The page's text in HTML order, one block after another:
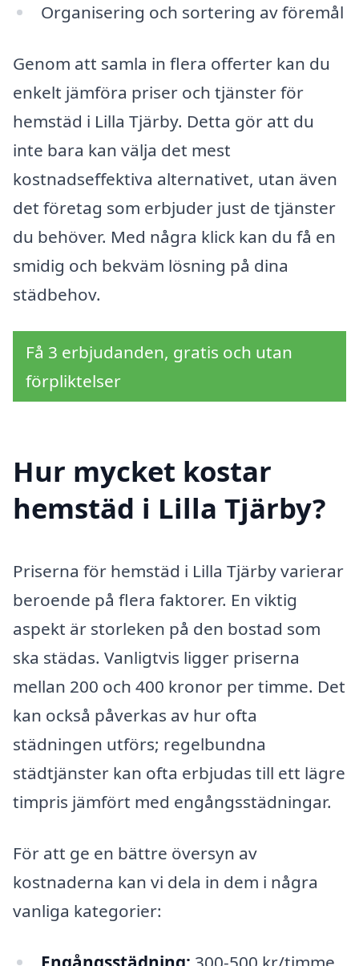
Organisering och sortering av föremål
Genom att samla in flera offerter kan du
enkelt jämföra priser och tjänster för
hemstäd i Lilla Tjärby. Detta gör att du
inte bara kan välja det mest
kostnadseffektiva alternativet, utan även
det företag som erbjuder just de tjänster
du behöver. Med några klick kan du få en
smidig och bekväm lösning på dina
städbehov.
Få 3 erbjudanden, gratis och utan
förpliktelser
Hur mycket kostar
hemstäd i Lilla Tjärby?
Priserna för hemstäd i Lilla Tjärby varierar
beroende på flera faktorer. En viktig
aspekt är storleken på den bostad som
ska städas. Vanligtvis ligger priserna
mellan 200 och 400 kronor per timme. Det
kan också påverkas av hur ofta
städningen utförs; regelbundna
städtjänster kan ofta erbjudas till ett lägre
timpris jämfört med engångsstädningar.
För att ge en bättre översyn av
kostnaderna kan vi dela in dem i några
vanliga kategorier: